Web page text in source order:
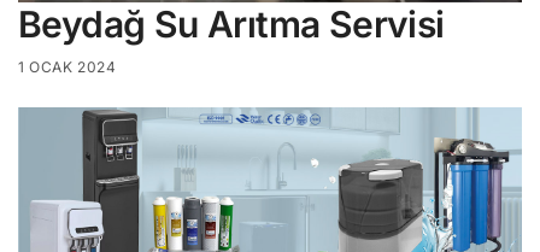
Beydağ Su Arıtma Servisi
1 OCAK 2024